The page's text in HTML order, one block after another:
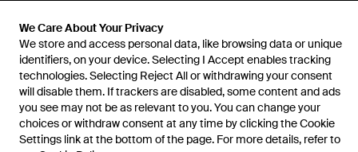
We Care About Your Privacy
We store and access personal data, like browsing data or unique
identifiers, on your device. Selecting I Accept enables tracking
technologies. Selecting Reject All or withdrawing your consent
will disable them. If trackers are disabled, some content and ads
you see may not be as relevant to you. You can change your
choices or withdraw consent at any time by clicking the Cookie
Settings link at the bottom of the page. For more details, refer to
Aide et infos